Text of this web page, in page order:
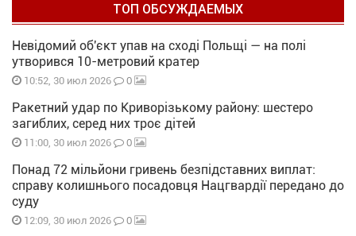
ТОП ОБСУЖДАЕМЫХ
Невідомий об'єкт упав на сході Польщі — на полі
утворився 10-метровий кратер
10:52, 30 июл 2026 0
Ракетний удар по Криворізькому району: шестеро
загиблих, серед них троє дітей
11:00, 30 июл 2026 0
Понад 72 мільйони гривень безпідставних виплат:
справу колишнього посадовця Нацгвардії передано до
суду
12:09, 30 июл 2026 0